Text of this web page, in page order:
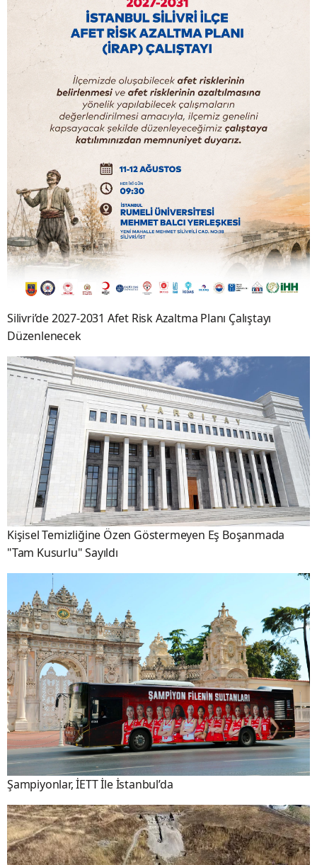
Silivri’de 2027-2031 Afet Risk Azaltma Planı Çalıştayı
Düzenlenecek
Kişisel Temizliğine Özen Göstermeyen Eş Boşanmada
"Tam Kusurlu" Sayıldı
Şampiyonlar, İETT İle İstanbul’da